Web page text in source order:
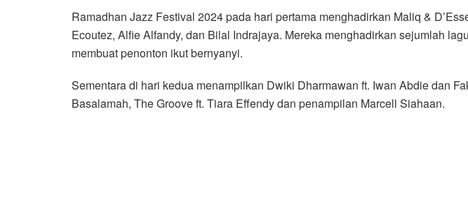
Ramadhan Jazz Festival 2024 pada hari pertama menghadirkan Maliq &
Ecoutez, Alfie Alfandy, dan Bilal Indrajaya. Mereka menghadirkan sejumlah
membuat penonton ikut bernyanyi.
Sementara di hari kedua menampilkan Dwiki Dharmawan ft. Iwan Abdie dan
Basalamah, The Groove ft. Tiara Effendy dan penampilan Marcell Siahaan.